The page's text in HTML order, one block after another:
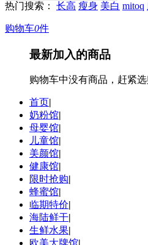
热门搜索：
长高 瘦身 美白 mitoq
购物车0件
最新加入的商品
购物车中没有商品，赶紧选
首页|
奶粉馆|
母婴馆|
儿童馆|
美颜馆|
健康馆|
限时抢购|
蜂蜜馆|
临期特价|
海陆鲜干|
生鲜水果|